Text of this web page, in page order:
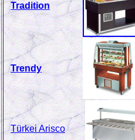
Tradition
Trendy
Türkei Arisco